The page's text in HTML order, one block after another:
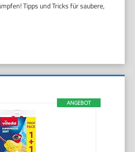
Tipps und Tricks für saubere,
ANGEBOT